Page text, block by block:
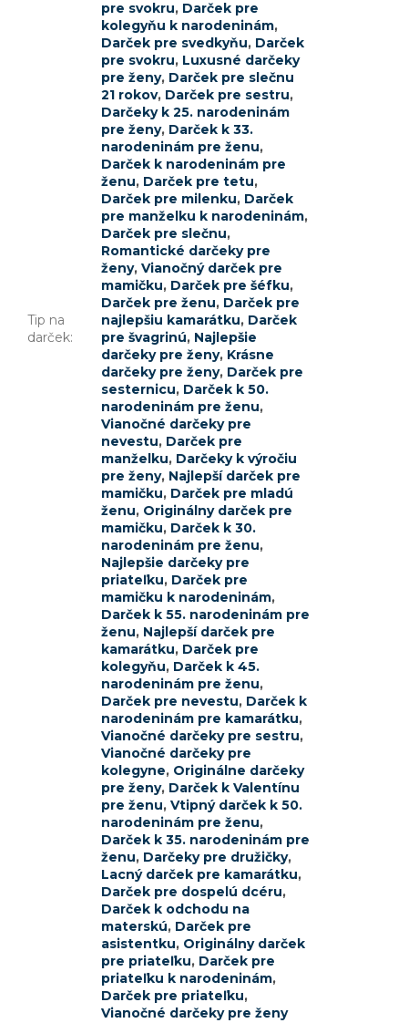
Tip na
darček:
pre svokru, Darček pre
kolegyňu k narodeninám,
Darček pre svedkyňu, Darček
pre svokru, Luxusné darčeky
pre ženy, Darček pre slečnu
21 rokov, Darček pre sestru,
Darčeky k 25. narodeninám
pre ženy, Darček k 33.
narodeninám pre ženu,
Darček k narodeninám pre
ženu, Darček pre tetu,
Darček pre milenku, Darček
pre manželku k narodeninám,
Darček pre slečnu,
Romantické darčeky pre
ženy, Vianočný darček pre
mamičku, Darček pre šéfku,
Darček pre ženu, Darček pre
najlepšiu kamarátku, Darček
pre švagrinú, Najlepšie
darčeky pre ženy, Krásne
darčeky pre ženy, Darček pre
sesternicu, Darček k 50.
narodeninám pre ženu,
Vianočné darčeky pre
nevestu, Darček pre
manželku, Darčeky k výročiu
pre ženy, Najlepší darček pre
mamičku, Darček pre mladú
ženu, Originálny darček pre
mamičku, Darček k 30.
narodeninám pre ženu,
Najlepšie darčeky pre
priateľku, Darček pre
mamičku k narodeninám,
Darček k 55. narodeninám pre
ženu, Najlepší darček pre
kamarátku, Darček pre
kolegyňu, Darček k 45.
narodeninám pre ženu,
Darček pre nevestu, Darček k
narodeninám pre kamarátku,
Vianočné darčeky pre sestru,
Vianočné darčeky pre
kolegyne, Originálne darčeky
pre ženy, Darček k Valentínu
pre ženu, Vtipný darček k 50.
narodeninám pre ženu,
Darček k 35. narodeninám pre
ženu, Darčeky pre družičky,
Lacný darček pre kamarátku,
Darček pre dospelú dcéru,
Darček k odchodu na
materskú, Darček pre
asistentku, Originálny darček
pre priateľku, Darček pre
priateľku k narodeninám,
Darček pre priateľku,
Vianočné darčeky pre ženy